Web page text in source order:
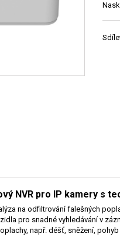
NVR pro IP kamery s
na odfiltrování falešných
pro snadné vyhledávání v
např. déšť, sněžení,